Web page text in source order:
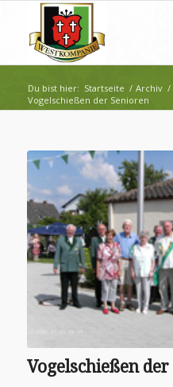
Du bist hier: Startseite / Archiv /
Vogelschießen der Senioren
Vogelschießen